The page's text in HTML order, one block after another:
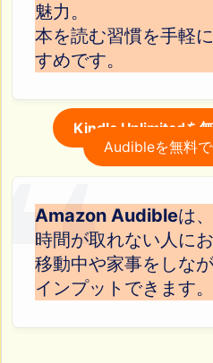
魅力。
本を読む習慣を手軽
すめです。
Kindle Unlimitedを
Audibleを無料
Amazon Audibleは
時間が取れない人にお
移動中や家事をしな
インプットできます。